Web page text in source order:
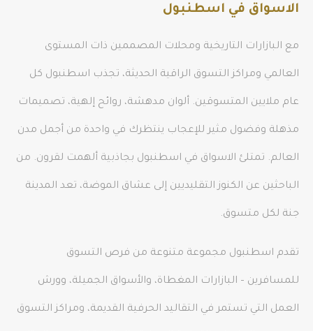
الاسواق في اسطنبول
مع البازارات التاريخية ومحلات المصممين ذات المستوى
العالمي ومراكز التسوق الراقية الحديثة، تجذب اسطنبول كل
عام ملايين المتسوقين. ألوان مدهشة، روائح إلهية، تصميمات
مذهلة وفضول مثير للإعجاب ينتظرك في واحدة من أجمل مدن
العالم. تمتلئ الاسواق في اسطنبول بجاذبية ألهمت لقرون. من
الباحثين عن الكنوز التقليديين إلى عشاق الموضة، تعد المدينة
جنة لكل متسوق.
تقدم اسطنبول مجموعة متنوعة من فرص التسوق
للمسافرين – البازارات المغطاة، والأسواق الجميلة، وورش
العمل التي تستمر في التقاليد الحرفية القديمة، ومراكز التسوق